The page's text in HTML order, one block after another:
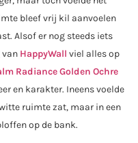
bleef vrij kil aanvoelen
Alsof er nog steeds iets
van HappyWall viel alles op
Radiance Golden Ochre
en karakter. Ineens voelde
ruimte zat, maar in een
op de bank.